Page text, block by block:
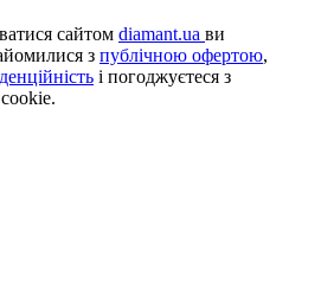
сайтом diamant.ua ви
з публічною офертою,
і погоджуєтеся з